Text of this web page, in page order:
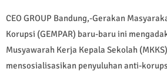
CEO GROUP Bandung,-Gerakan
Korupsi (GEMPAR) baru-baru ini
Musyawarah Kerja Kepala Sekolah
mensosialisasikan penyuluhan anti-